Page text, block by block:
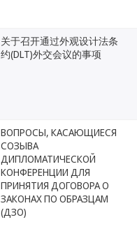
关于召开通过外观设计法条
约(DLT)外交会议的事项
ВОПРОСЫ, КАСАЮЩИЕСЯ
СОЗЫВА
ДИПЛОМАТИЧЕСКОЙ
КОНФЕРЕНЦИИ ДЛЯ
ПРИНЯТИЯ ДОГОВОРА О
ЗАКОНАХ ПО ОБРАЗЦАМ
(ДЗО)